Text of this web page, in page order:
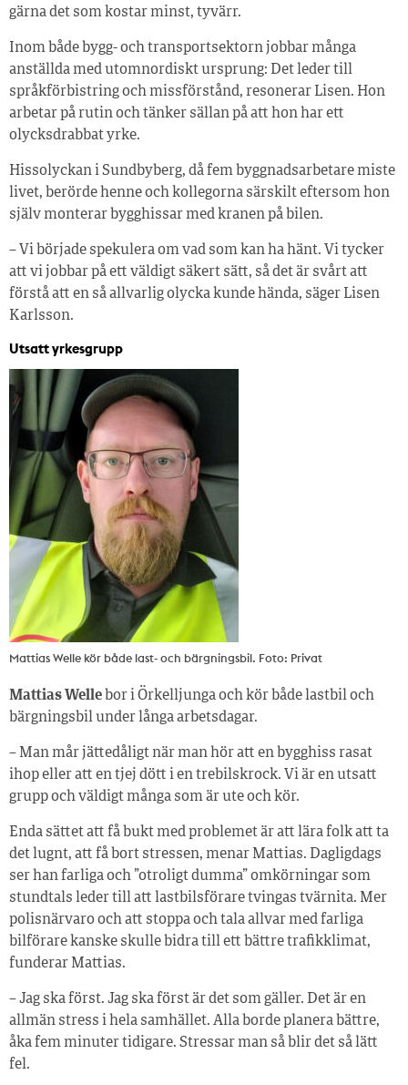
gärna det som kostar minst, tyvärr.
Inom både bygg- och transportsektorn jobbar många
anställda med utomnordiskt ursprung: Det leder till
språkförbistring och missförstånd, resonerar Lisen. Hon
arbetar på rutin och tänker sällan på att hon har ett
olycksdrabbat yrke.
Hissolyckan i Sundbyberg, då fem byggnadsarbetare miste
livet, berörde henne och kollegorna särskilt eftersom hon
själv monterar bygghissar med kranen på bilen.
– Vi började spekulera om vad som kan ha hänt. Vi tycker
att vi jobbar på ett väldigt säkert sätt, så det är svårt att
förstå att en så allvarlig olycka kunde hända, säger Lisen
Karlsson.
Utsatt yrkesgrupp
Mattias Welle kör både last- och bärgningsbil. Foto: Privat
Mattias Welle bor i Örkelljunga och kör både lastbil och
bärgningsbil under långa arbetsdagar.
– Man mår jättedåligt när man hör att en bygghiss rasat
ihop eller att en tjej dött i en trebilskrock. Vi är en utsatt
grupp och väldigt många som är ute och kör.
Enda sättet att få bukt med problemet är att lära folk att ta
det lugnt, att få bort stressen, menar Mattias. Dagligdags
ser han farliga och ”otroligt dumma” omkörningar som
stundtals leder till att lastbilsförare tvingas tvärnita. Mer
polisnärvaro och att stoppa och tala allvar med farliga
bilförare kanske skulle bidra till ett bättre trafikklimat,
funderar Mattias.
– Jag ska först. Jag ska först är det som gäller. Det är en
allmän stress i hela samhället. Alla borde planera bättre,
åka fem minuter tidigare. Stressar man så blir det så lätt
fel.